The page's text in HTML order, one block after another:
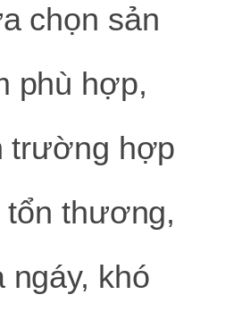
chọn sản
phù hợp,
trường hợp
tổn thương,
ngáy, khó